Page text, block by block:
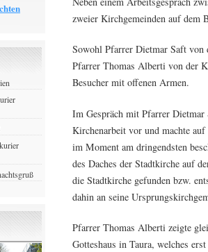
zweier Kirchgemeinden auf dem
Sowohl Pfarrer Dietmar Saft von
Pfarrer Thomas Alberti von der
Besucher mit offenen Armen.
Im Gespräch mit Pfarrer Dietmar
Kirchenarbeit vor und machte
im Moment am dringendsten
des Daches der Stadtkirche auf
die Stadtkirche gefunden bzw.
dahin an seine
Pfarrer Thomas Alberti zeigte
Gotteshaus in Taura, welches